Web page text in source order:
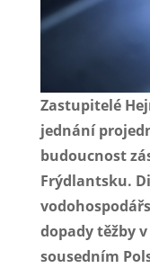
Zastupitelé
jednání
budoucnost
Frýdlantsku.
dopady těžby
sousedním